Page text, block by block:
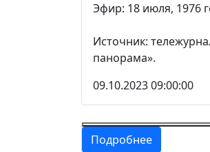
Эфир: 18 июля, 1976
Источник:
панорама».
09.10.2023 09:00:00
Подробнее